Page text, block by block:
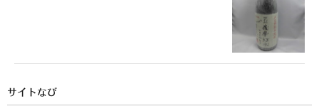
サイトなび